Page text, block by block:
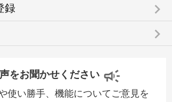
録 keyboard_arrow_right
keyboard_arrow_right
をお聞かせください
使い勝手、機能についてご意見を